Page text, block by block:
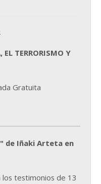
EL TERRORISMO Y
Gratuita
de Iñaki Arteta en
los testimonios de 13